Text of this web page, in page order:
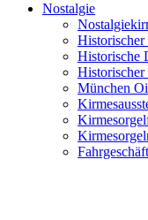
Nostalgie
Historischer
Historische
München